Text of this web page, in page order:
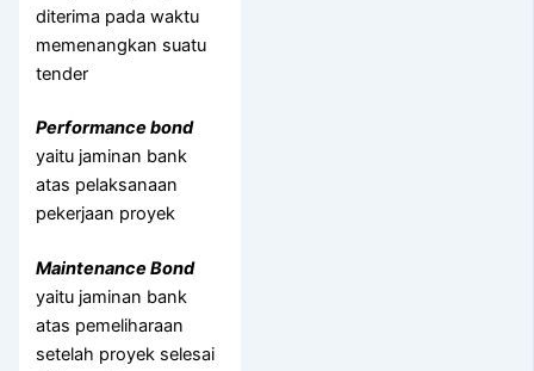
diterima pada waktu
memenangkan suatu
tender
Performance bond
yaitu jaminan bank
atas pelaksanaan
pekerjaan proyek
Maintenance Bond
yaitu jaminan bank
atas pemeliharaan
setelah proyek selesai